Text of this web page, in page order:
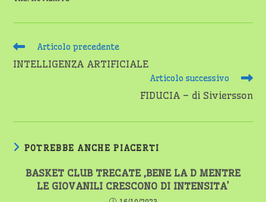
Leggi
articoli
Articolo precedente
INTELLIGENZA ARTIFICIALE
Articolo successivo
FIDUCIA – di Siviersson
POTREBBE ANCHE PIACERTI
BASKET CLUB TRECATE ,BENE LA D MENTRE
LE GIOVANILI CRESCONO DI INTENSITA’